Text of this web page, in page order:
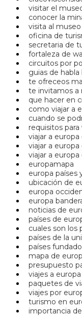
visitar el
conocer la
visita al
oficina de
secretaria de
fortaleza de
circuitos por
guias de habla
te ofreceos
te invitamos a
que hacer en
como viajar a
cuando se
requisitos
viajar a
viajar a europa
viajar a
europamapa
europa países
ubicación de
europa
europa
noticias de
países de
cuales son los
países de la
países
mapa de
presupuesto
viajes a
paquetes de
viajes por
turismo en
importancia